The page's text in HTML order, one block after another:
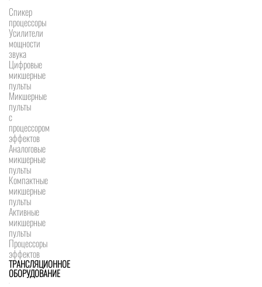
Спикер
процессоры
Усилители
мощности
звука
Цифровые
микшерные
пульты
Микшерные
пульты
с
процессором
эффектов
Аналоговые
микшерные
пульты
Компактные
микшерные
пульты
Активные
микшерные
пульты
Процессоры
эффектов
ТРАНСЛЯЦИОННОЕ
ОБОРУДОВАНИЕ